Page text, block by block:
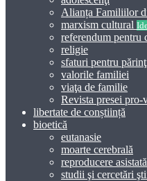
Alianța Familiilor
marxism cultural
referendum pentru
religie
sfaturi pentru
valorile familiei
viaţa de familie
Revista presei
libertate de conștiință
bioetică
eutanasie
moarte cerebrală
reproducere asistată
studii şi cercetări